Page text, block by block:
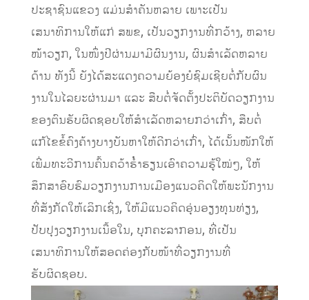
ປະຊາຊົນແຂວງ ແມ່ນສຳຄັນຫລາຍ ເພາະເປັນ
ເສນາທິການໃຫ້ແກ່ ສພຂ, ເປັນວຽກງານທີ່ກວ້າງ, ຫລາຍ
ໜ້າວຽກ, ໃນໜຶ່ງປີຜ່ານມາມີຜົນງານ, ຜົນສຳເລັດຫລາຍ
ດ້ານ ທັງນີ້ ຍັງໄດ້ສະແດງຄວາມຍ້ອງຍໍຊົມເຊີຍຕໍ່ກັບຜົນ
ງານໃນໄລຍະຜ່ານມາ ແລະ ສືບຕໍ່ຈັດຕັ້ງປະຕິບັດວຽກງານ
ຂອງຕົນຮັບຜິດຊອບໃຫ້ສຳເລັດຫລາຍກວ່າເກົ່າ, ສືບຕໍ່
ແກ້ໄຂຂໍ້ຄົງຄ້າງບາງບັນຫາໃຫ້ດີກວ່າເກົ່າ, ໄດ້ເນັ້ນໜັກໃຫ້
ເພີ່ມທະວີການຄົ້ນຄວ້າຮໍ່ຳຮຽນເອົາຄວາມຮູ້ໃໝ່ໆ, ໃຫ້
ສຶກສາອົບຮົມວຽກງານການເມືອງແນວຄິດໃຫ້ພະນັກງານ
ທີ່ສັງກັດໃຫ້ເລິກເຊິ່ງ, ໃຫ້ມີແນວຄິດອຸ່ນອຽງທຸນທ່ຽງ,
ປັບປຸງວຽກງານເນື້ອໃນ, ບຸກຄະລາກອນ, ທີ່ເປັນ
ເສນາທິການໃຫ້ສອດຄ່ອງກັບໜ້າທີ່ວຽກງານທີ່
ຮັບຜິດຊອບ.